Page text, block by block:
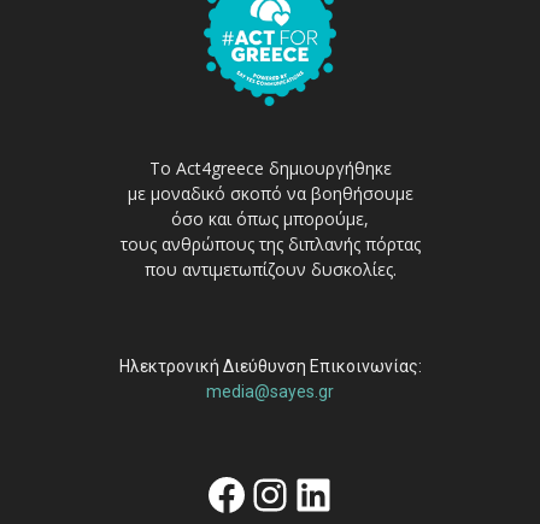
Το Act4greece δημιουργήθηκε
με μοναδικό σκοπό να βοηθήσουμε
όσο και όπως μπορούμε,
τους ανθρώπους της διπλανής πόρτας
που αντιμετωπίζουν δυσκολίες.
Ηλεκτρονική Διεύθυνση Επικοινωνίας:
media@sayes.gr
Facebook
Instagram
Linkedin